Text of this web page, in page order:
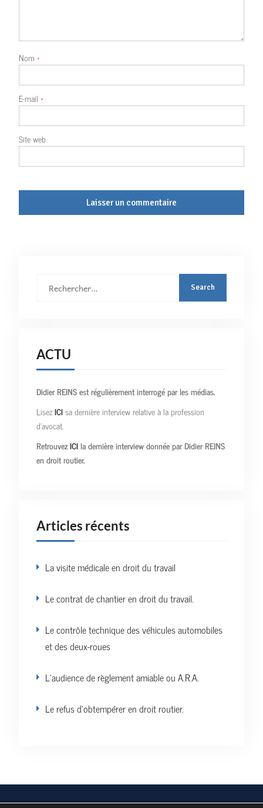
Nom *
E-mail *
Site web
ACTU
Didier REINS est régulièrement interrogé par les médias.
LisezICIsa dernière interview relative à la profession
d’avocat.
RetrouvezICIla dernière interview donnée par Didier REINS
en droit routier.
Articles récents
La visite médicale en droit du travail
Le contrat de chantier en droit du travail.
Le contrôle technique des véhicules automobiles
et des deux-roues
L’audience de règlement amiable ou A.R.A.
Le refus d’obtempérer en droit routier.